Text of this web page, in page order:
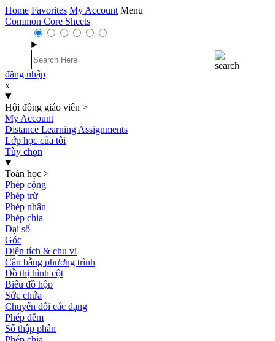
Home Favorites My Account Menu
Common Core Sheets
đăng nhập
x
Hội đồng giáo viên >
My Account
Distance Learning Assignments
Lớp học của tôi
Tùy chọn
Toán học >
Phép cộng
Phép trừ
Phép nhân
Phép chia
Đại số
Góc
Diện tích & chu vi
Cân bằng phương trình
Đồ thị hình cột
Biểu đồ hộp
Sức chứa
Chuyển đổi các dạng
Phép đếm
Số thập phân